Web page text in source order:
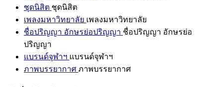
ชุดนิสิต ชุดนิสิต
เพลงมหาวิทยาลัย เพลงมหาวิทยาลัย
ชื่อปริญญา อักษรย่อปริญญา ชื่อปริญญา อักษรย่อ
ปริญญา
แบรนด์จุฬาฯ แบรนด์จุฬาฯ
ภาพบรรยากาศ ภาพบรรยากาศ